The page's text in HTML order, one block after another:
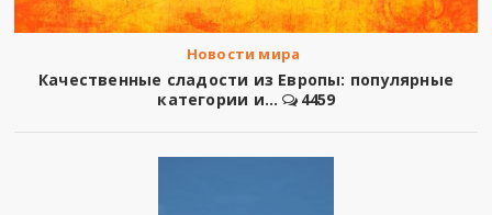
Новости мира
Качественные сладости из Европы: популярные
категории и...
4459